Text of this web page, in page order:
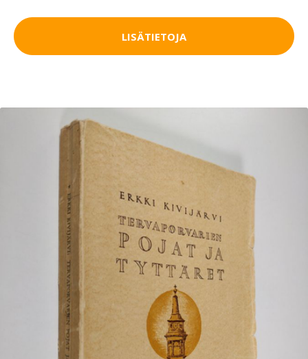
LISÄTIETOJA